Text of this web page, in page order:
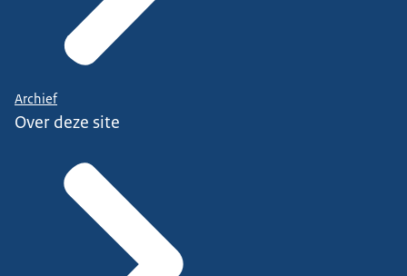
Archief
Over deze site